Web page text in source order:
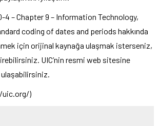
4 – Chapter 9 – Information Technology,
coding of dates and periods hakkında
için orijinal kaynağa ulaşmak isterseniz,
UIC’nin resmi web sitesine
)